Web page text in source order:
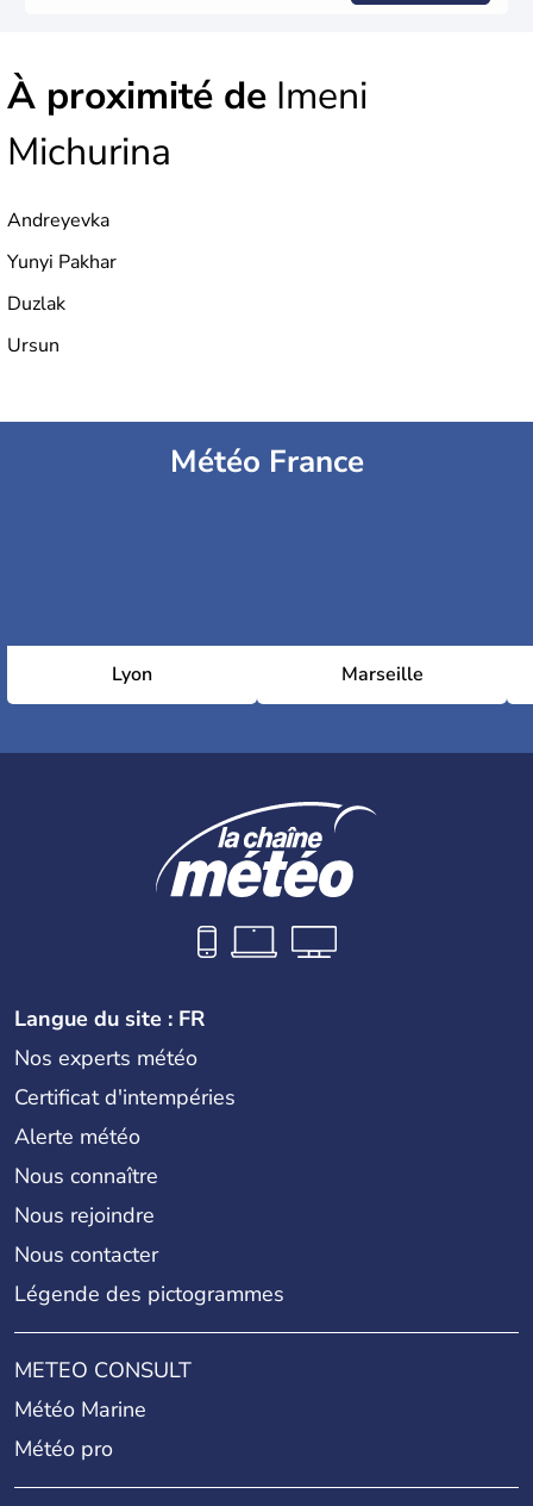
À proximité de Imeni
Michurina
Andreyevka
Yunyi Pakhar
Duzlak
Ursun
Météo France
Lyon Marseille
Langue du site : FR
Nos experts météo
Certificat d'intempéries
Alerte météo
Nous connaître
Nous rejoindre
Nous contacter
Légende des pictogrammes
METEO CONSULT
Météo Marine
Météo pro